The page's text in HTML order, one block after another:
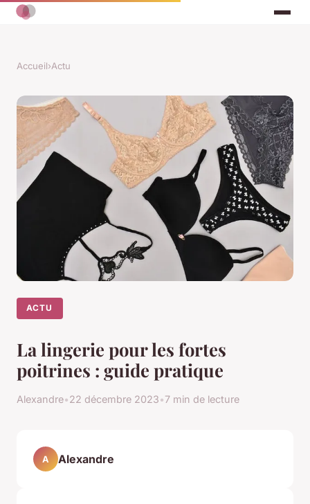
Accueil›Actu
ACTU
La lingerie pour les fortes
poitrines : guide pratique
Alexandre•22 décembre 2023•7 min de lecture
A Alexandre